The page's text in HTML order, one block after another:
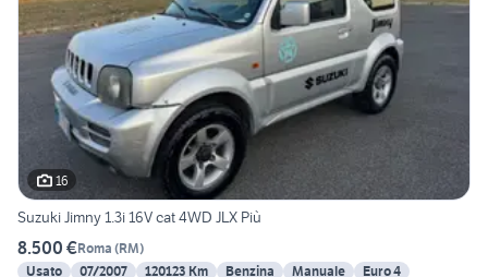
16
Suzuki Jimny 1.3i 16V cat 4WD JLX Più
8.500 €Roma (RM)
Usato
07/2007 120123 Km Benzina Manuale
Euro 4